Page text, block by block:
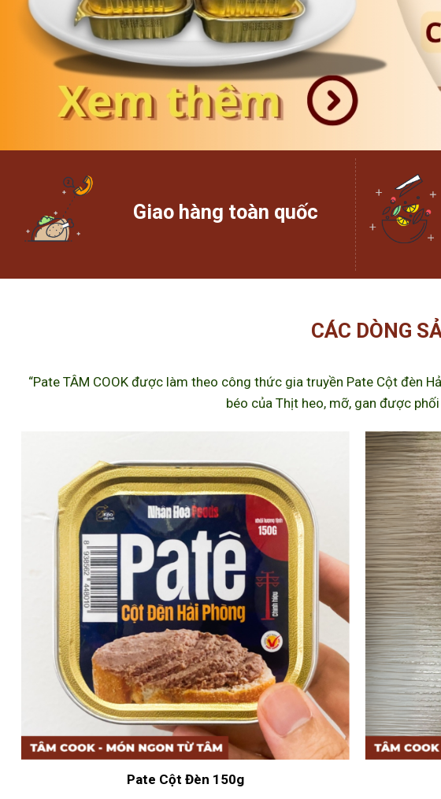
Giao hàng toàn quốc
CÁC DÒNG
“Pate TÂM COOK được làm theo công thức gia truyền Pate Cột đèn
béo của Thịt heo, mỡ, gan được
Pate Cột Đèn 150g